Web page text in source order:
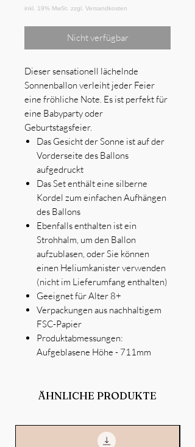
Preis
Nicht verfügbar
Dieser sensationell lächelnde
Sonnenballon verleiht jeder Feier
eine fröhliche Note. Es ist perfekt für
eine Babyparty oder
Geburtstagsfeier.
Das Gesicht der Sonne ist auf der
Vorderseite des Ballons
aufgedruckt
Das Set enthält eine silberne
Kordel zum einfachen Aufhängen
des Ballons
Ebenfalls enthalten ist ein
Strohhalm, um den Ballon
aufzublasen, oder Sie können
einen Heliumkanister verwenden
(nicht im Lieferumfang enthalten)
Geeignet für Alter 8+
Verpackungen aus nachhaltigem
FSC-Papier
Produktabmessungen:
Aufgeblasene Höhe - 711mm
ÄHNLICHE PRODUKTE